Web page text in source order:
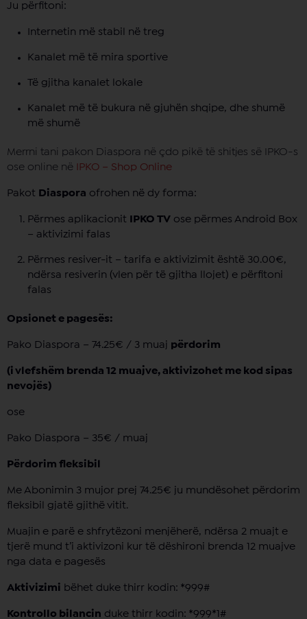
Ju përfitoni:
Internetin më stabil në treg
Kanalet më të mira sportive
Të gjitha kanalet lokale
Kanalet më të bukura në gjuhën shqipe, dhe shumë
më shumë
Merrni tani pakon Diaspora në çdo pikë të shitjes së IPKO-s
ose online në
IPKO – Shop Online
Pakot Diaspora ofrohen në dy forma:
Përmes aplikacionit IPKO TV ose përmes Android Box
– aktivizimi falas
Përmes resiver-it – tarifa e aktivizimit është 30.00€,
ndërsa resiverin (vlen për të gjitha llojet) e përfitoni
falas
Opsionet e pagesës:
Pako Diaspora – 74.25€ / 3 muaj përdorim
(i vlefshëm brenda 12 muajve, aktivizohet me kod sipas
nevojës)
ose
Pako Diaspora – 35€ / muaj
Përdorim fleksibil
Me Abonimin 3 mujor prej 74.25€ ju mundësohet përdorim
fleksibil gjatë gjithë vitit.
Muajin e parë e shfrytëzoni menjëherë, ndërsa 2 muajt e
tjerë mund t’i aktivizoni kur të dëshironi brenda 12 muajve
nga data e pagesës
Aktivizimi bëhet duke thirr kodin: *999#
Kontrollo bilancin duke thirr kodin: *999*1#